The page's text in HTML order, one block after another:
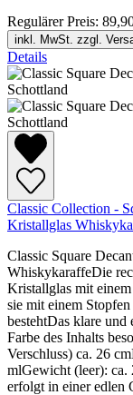
Regulärer Preis:
inkl. MwSt. zzgl.
Details
Classic Collection -
Kristallglas
Classic Square
WhiskykaraffeDie
Kristallglas mit
sie mit einem
bestehtDas klare
Farbe des Inhalts
Verschluss) ca. 26
mlGewicht (leer):
erfolgt in einer edlen